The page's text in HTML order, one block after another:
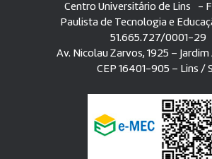
Centro Universitário de Lins -
Paulista de Tecnologia e
51.665.727/0001-29
Av. Nicolau Zarvos, 1925 –
CEP 16401-905 – Lins /